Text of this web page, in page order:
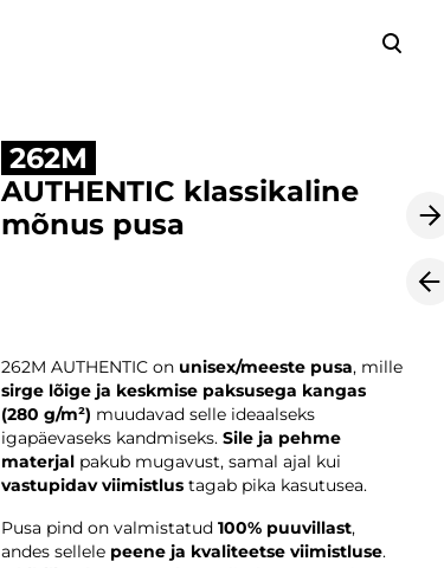
262M
AUTHENTIC klassikaline
mõnus pusa
262M AUTHENTIC on unisex/meeste pusa, mille
sirge lõige ja keskmise paksusega kangas
(280 g/m²) muudavad selle ideaalseks
igapäevaseks kandmiseks.Sile ja pehme
materjal pakub mugavust, samal ajal kui
vastupidav viimistlus tagab pika kasutusea.
Pusa pind on valmistatud100% puuvillast,
andes sellele peene ja kvaliteetse viimistluse.